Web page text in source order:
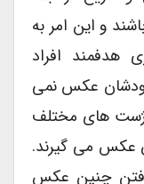
و این امر به
افراد
عکس نمی
ژست های مختلف
عکس می گیرند.
چنین عکس